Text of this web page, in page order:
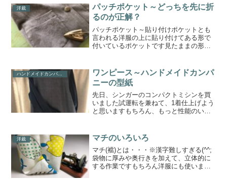
け、後ろパンツのウエストのみステッチ
をかけました。今回は、ゴムを...
洋裁
パッチポケット～どっちを先に折
るのが正解？
パッチポケット～貼り付けポケットとも
言われる洋服の上に貼り付けてある形で
付いているポケットです見たままの形が
くなります縫い目もそのまま見えますの
で、ミシン目が曲がっても...
ワンピース～ハンドメイドカンパ
ニーの型紙
先日、シンガーのコンパクトミシンを買
いました試運転を兼ねて、1着仕上げよう
と思いますもちろん、もっと性能のいい
間違いないのですがせっかく買ったのだ
し、いったいどこまでで...
洋裁 マチのいろいろ
マチ(襠)とは・・・※漢字難しすぎる(^^;
袋物に厚みや奥行きを加えて、立体的に
する作業ですもちろん洋服にも使います